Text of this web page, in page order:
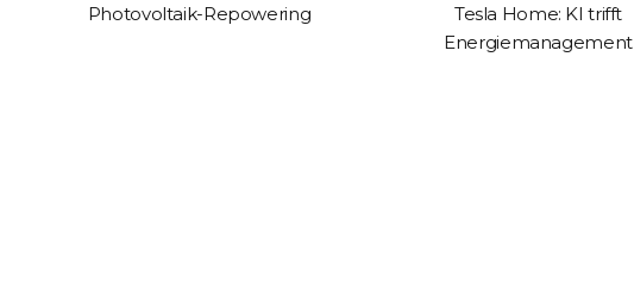
Photovoltaik-Repowering
Tesla Home: KI trifft
Energiemanagement